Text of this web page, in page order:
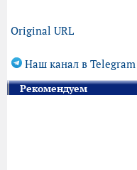
Original URL
Наш канал в Telegram
Рекомендуем